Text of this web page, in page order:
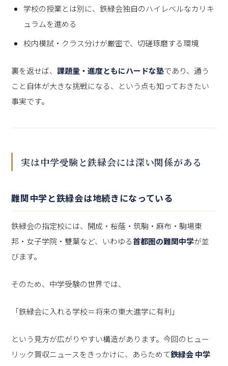
学校の授業とは別に、鉄緑会独自のハイレベルなカリキ
ュラムを進める
校内模試・クラス分けが厳密で、切磋琢磨する環境
裏を返せば、課題量・進度ともにハードな塾であり、通う
こと自体が大きな挑戦になる、という点も知っておきたい
事実です。
実は中学受験と鉄緑会には深い関係がある
難関中学と鉄緑会は地続きになっている
鉄緑会の指定校には、開成・桜蔭・筑駒・麻布・駒場東
邦・女子学院・雙葉など、いわゆる首都圏の難関中学が並
びます。
そのため、中学受験の世界では、
「鉄緑会に入れる学校＝将来の東大進学に有利」
という見方が広がりやすい構造があります。今回のヒュー
リック買収ニュースをきっかけに、あらためて鉄緑会 中学